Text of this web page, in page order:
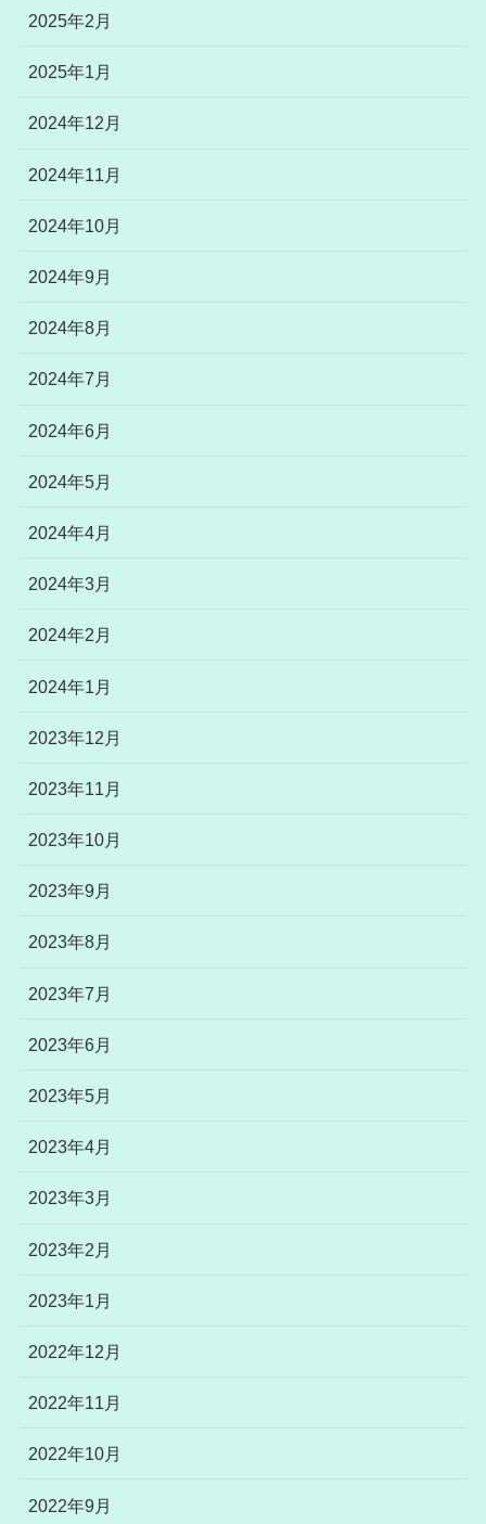
2025年2月
2025年1月
2024年12月
2024年11月
2024年10月
2024年9月
2024年8月
2024年7月
2024年6月
2024年5月
2024年4月
2024年3月
2024年2月
2024年1月
2023年12月
2023年11月
2023年10月
2023年9月
2023年8月
2023年7月
2023年6月
2023年5月
2023年4月
2023年3月
2023年2月
2023年1月
2022年12月
2022年11月
2022年10月
2022年9月